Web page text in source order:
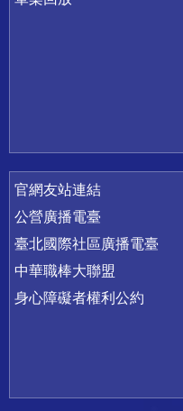
官網友站連結
公營廣播電臺
臺北國際社區廣播電臺
中華職棒大聯盟
身心障礙者權利公約